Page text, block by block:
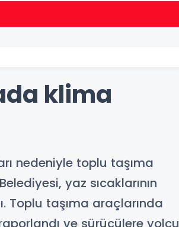
klima
nedeniyle toplu taşıma
yaz sıcaklarının
Toplu taşıma araçlarında
ve sürücülere yolcu